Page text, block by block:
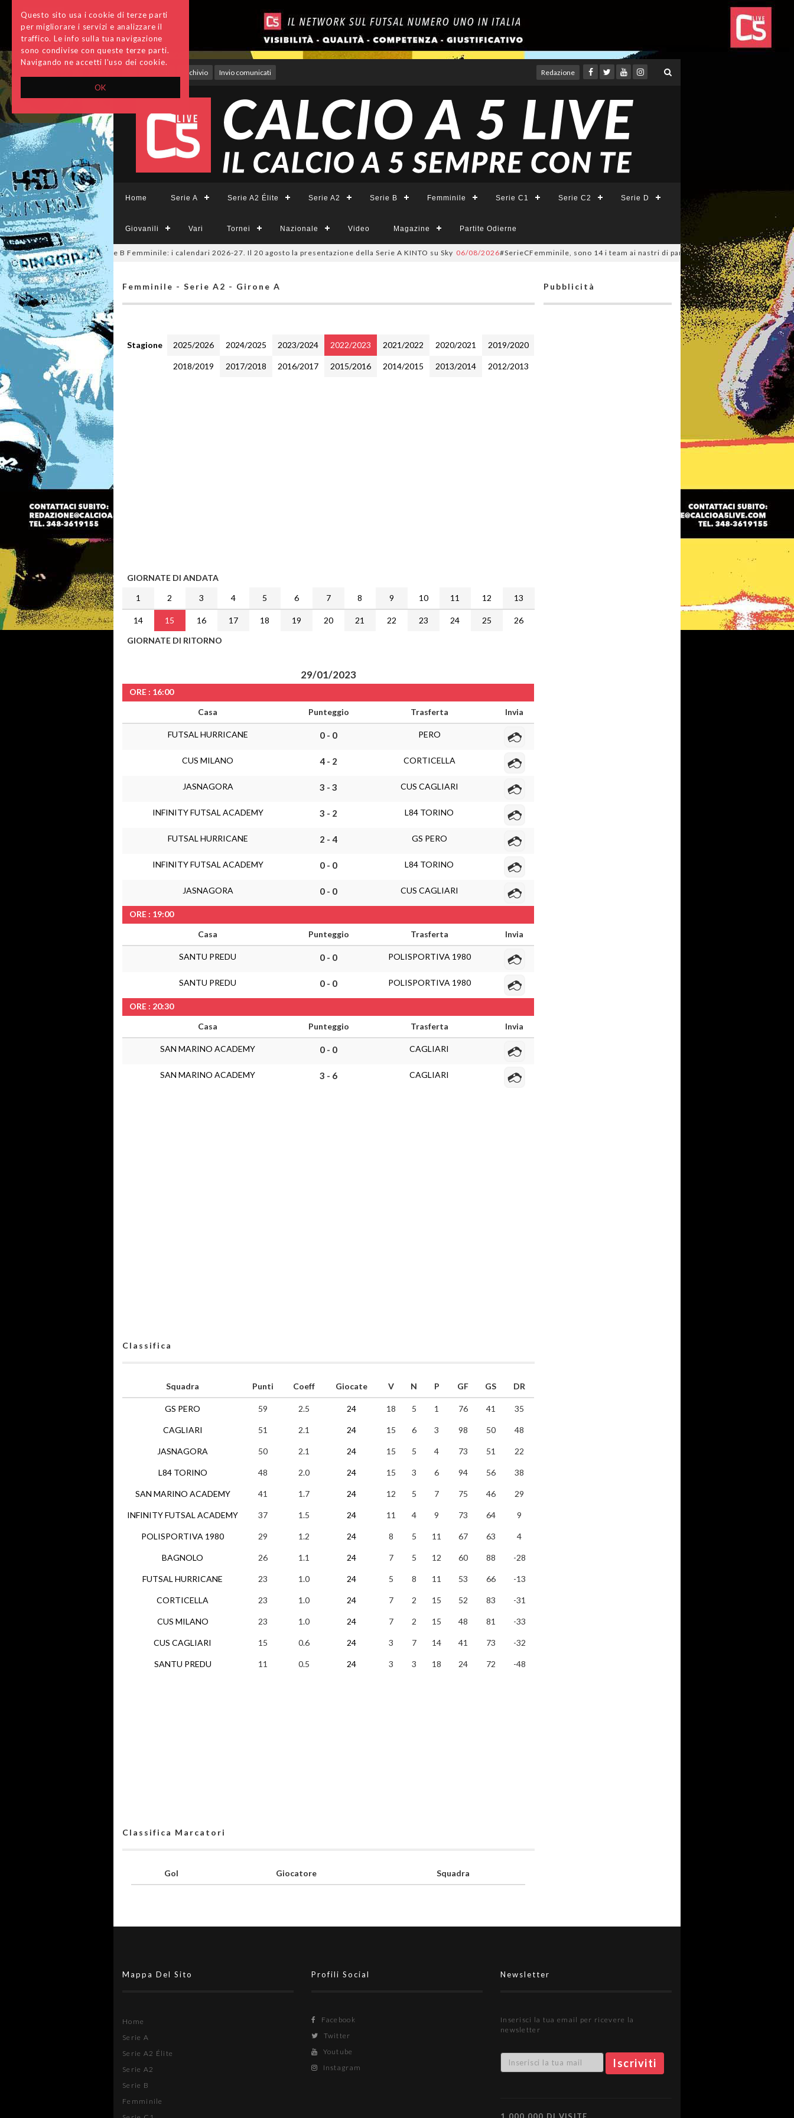
OK
Questo sito usa i cookie di terze parti
per migliorare i servizi e analizzare il
traffico. Le info sulla tua navigazione
sono condivise con queste terze parti.
Navigando ne accetti l'uso dei cookie.
Archivio Invio comunicati Redazione
Home Serie A Serie A2 Élite Serie A2 Serie B Femminile Serie C1 Serie C2 Serie D
Giovanili Vari Tornei Nazionale Video Magazine Partite Odierne
Tesys, A2 Élite, A2, B e B Femminile: i calendari 2026-27. Il 20 agosto la presentazione della Serie A KINTO su Sky 06/08/2026#SerieCFemminile, sono 14 i team ai nastri di partenza: l'elenco delle partecipanti
Femminile - Serie A2 - Girone A
Stagione 2025/2026 2024/2025 2023/2024 2022/2023 2021/2022 2020/2021 2019/2020
2018/2019 2017/2018 2016/2017 2015/2016 2014/2015 2013/2014 2012/2013
GIORNATE DI ANDATA
1
2 3 4 5 6 7 8 9 10 11 12 13
14 15 16 17 18 19 20 21 22 23 24 25
26
GIORNATE DI RITORNO
29/01/2023
ORE : 16:00
Casa
Punteggio Trasferta Invia
FUTSAL HURRICANE 0 - 0 PERO
CUS MILANO 4 - 2 CORTICELLA
JASNAGORA 3 - 3 CUS CAGLIARI
INFINITY FUTSAL ACADEMY 3 - 2 L84 TORINO
FUTSAL HURRICANE 2 - 4 GS PERO
INFINITY FUTSAL ACADEMY 0 - 0 L84 TORINO
JASNAGORA 0 - 0 CUS CAGLIARI
ORE : 19:00
Casa
Punteggio Trasferta Invia
SANTU PREDU 0 - 0 POLISPORTIVA 1980
SANTU PREDU 0 - 0 POLISPORTIVA 1980
ORE : 20:30
Casa
Punteggio Trasferta Invia
SAN MARINO ACADEMY 0 - 0 CAGLIARI
SAN MARINO ACADEMY 3 - 6 CAGLIARI
Classifica
Squadra
GS PERO
CAGLIARI
JASNAGORA
L84 TORINO
SAN MARINO ACADEMY
INFINITY FUTSAL ACADEMY
POLISPORTIVA 1980
BAGNOLO
FUTSAL HURRICANE
CORTICELLA
CUS MILANO
CUS CAGLIARI
SANTU PREDU
Punti Coeff Giocate V N P GF GS DR
59 2.5 24 18 5 1 76 41 35
51 2.1 24 15 6 3 98 50 48
50 2.1 24 15 5 4 73 51 22
48 2.0 24 15 3 6 94 56 38
41 1.7 24 12 5 7 75 46 29
37 1.5 24 11 4 9 73 64 9
29 1.2 24 8 5 11 67 63 4
26 1.1 24 7 5 12 60 88 -28
23 1.0 24 5 8 11 53 66 -13
23 1.0 24 7 2 15 52 83 -31
23 1.0 24 7 2 15 48 81 -33
15 0.6 24 3 7 14 41 73 -32
11 0.5 24 3 3 18 24 72 -48
Classifica Marcatori
Gol Giocatore Squadra
Pubblicità
Mappa Del Sito
Home
Serie A
Serie A2 Élite
Serie A2
Serie B
Femminile
Profili Social
Facebook
Twitter
Youtube
Instagram
Newsletter
Inserisci la tua email per ricevere la
newsletter